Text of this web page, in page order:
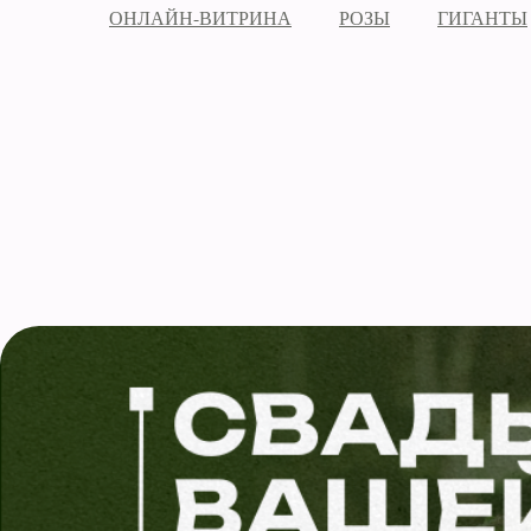
ОНЛАЙН-ВИТРИНА РОЗЫ ГИГАНТЫ